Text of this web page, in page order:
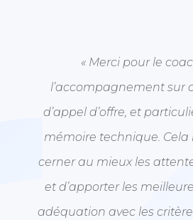
« Merci pour le
l’accompagnement sur
d’appel d’offre, et
mémoire technique. Cela
cerner au mieux les
et d’apporter les
adéquation avec les